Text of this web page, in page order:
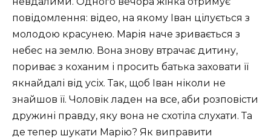
повідомлення: відео, на якому Іван цілується з
молодою красунею. Марія наче зривається з
небес на землю. Вона знову втрачає дитину,
пориває з коханим і просить батька заховати її
якнайдалі від усіх. Так, щоб Іван ніколи не
знайшов її. Чоловік ладен на все, аби розповісти
дружині правду, яку вона не схотіла слухати. Та
де тепер шукати Марію? Як виправити